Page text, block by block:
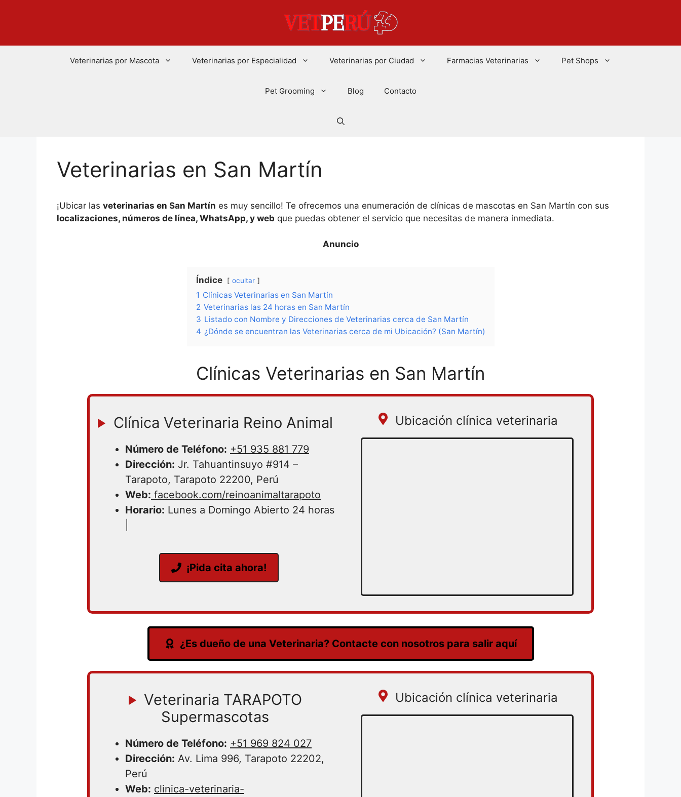
Veterinarias por Mascota Veterinarias por Especialidad Veterinarias por Ciudad Farmacias Veterinarias Pet Shops
Pet Grooming Blog Contacto
Veterinarias en San Martín
¡Ubicar las veterinarias en San Martín es muy sencillo! Te ofrecemos una enumeración de clínicas de mascotas en San Martín con sus
localizaciones, números de línea, WhatsApp, y web que puedas obtener el servicio que necesitas de manera inmediata.
Índice ocultar
1 Clínicas Veterinarias en San Martín
2 Veterinarias las 24 horas en San Martín
3 Listado con Nombre y Direcciones de Veterinarias cerca de San Martín
4 ¿Dónde se encuentran las Veterinarias cerca de mi Ubicación? (San Martín)
Clínicas Veterinarias en San Martín
Clínica Veterinaria Reino Animal
Número de Teléfono: +51 935 881 779
Dirección: Jr. Tahuantinsuyo #914 –
Tarapoto, Tarapoto 22200, Perú
Web: facebook.com/reinoanimaltarapoto
Horario: Lunes a Domingo Abierto 24 horas
¡Pida cita ahora!
Ubicación clínica veterinaria
¿Es dueño de una Veterinaria? Contacte con nosotros para salir aquí
Veterinaria TARAPOTO
Supermascotas
Número de Teléfono: +51 969 824 027
Dirección: Av. Lima 996, Tarapoto 22202,
Perú
Web: clinica-veterinaria-
Ubicación clínica veterinaria